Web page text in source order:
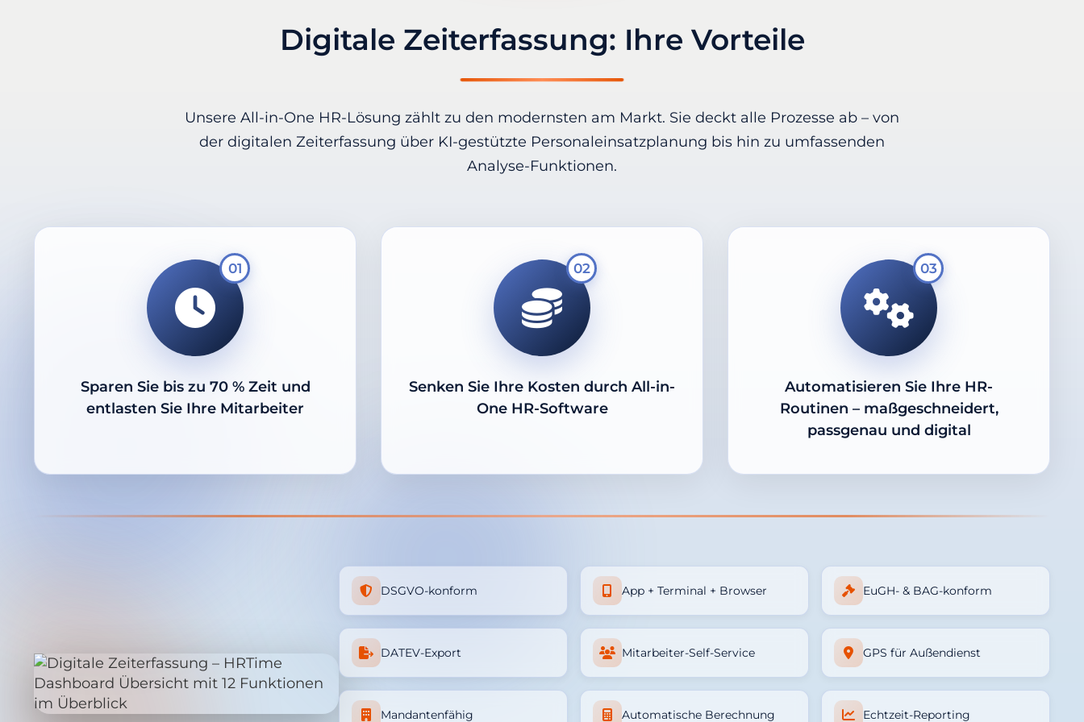
Digitale Zeiterfassung: Ihre Vorteile
Unsere All-in-One HR-Lösung zählt zu den modernsten am Markt. Sie deckt alle Prozesse ab – von
der digitalen Zeiterfassung über KI-gestützte Personaleinsatzplanung bis hin zu umfassenden
Analyse-Funktionen.
01
Sparen Sie bis zu 70 % Zeit und
entlasten Sie Ihre Mitarbeiter
02
Senken Sie Ihre Kosten durch All-in-
One HR-Software
03
Automatisieren Sie Ihre HR-
Routinen – maßgeschneidert,
passgenau und digital
12 wichtige Funktionen
DSGVO-konform App + Terminal + Browser EuGH- & BAG-konform
DATEV-Export Mitarbeiter-Self-Service GPS für Außendienst
Mandantenfähig Automatische Berechnung Echtzeit-Reporting